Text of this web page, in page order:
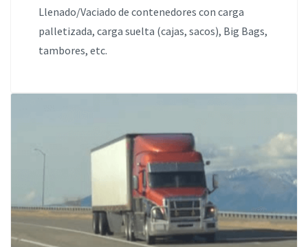
Llenado/Vaciado de contenedores con carga
palletizada, carga suelta (cajas, sacos), Big Bags,
tambores, etc.